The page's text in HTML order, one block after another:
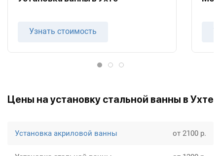
Узнать стоимость
Цены на установку стальной ванны в Ухте
Установка акриловой ванны от 2100 р.